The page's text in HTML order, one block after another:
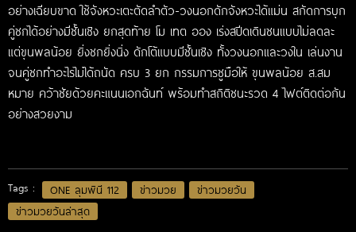
อย่างเฉียบขาด ใช้จังหวะเตะตัดลำตัว-วงนอกดักจังหวะได้แม่น สกัดการบุก
คู่ชกได้อย่างมีชั้นเชิง ยกสุดท้าย โม เทต ออง เร่งสปีดเดินชนแบบไม่ลดละ
แต่ขุนพลน้อย ยิ่งชกยิ่งนิ่ง ดักโต้แบบมีชั้นเชิง ทั้งวงนอกและวงใน เล่นงาน
จนคู่ชกทำอะไรไม่ได้ถนัด ครบ 3 ยก กรรมการชูมือให้ ขุนพลน้อย ส.สม
หมาย คว้าชัยด้วยคะแนนเอกฉันท์ พร้อมทำสถิติชนะรวด 4 ไฟต์ติดต่อกัน
อย่างสวยงาม
Tags : ONE ลุมพินี 112 ข่าวมวย
ข่าวมวยวัน
ข่าวมวยวันล่าสุด